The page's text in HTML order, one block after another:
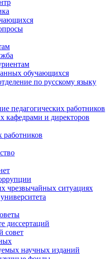
обучающихся
по русскому языку
педагогических работников
и директоров
работников
чрезвычайных ситуациях
диссертаций
совет
научных изданий